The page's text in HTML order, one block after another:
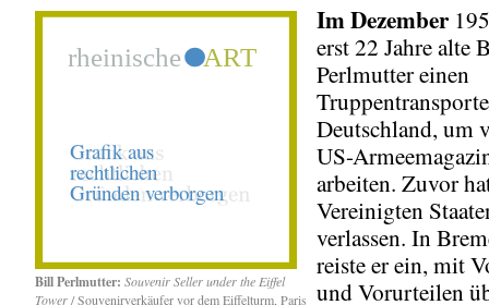
Bill Perlmutter: Souvenir Seller under the Eiffel
Tower/ Souvenirverkäufer vor dem Eiffelturm, Paris
Im Dezember
erst 22 Jahre alte
Perlmutter einen
Deutschland, um
US-
arbeiten. Zuvor
Vereinigten
verlassen. In
reiste er ein, mit
und Vorurteilen